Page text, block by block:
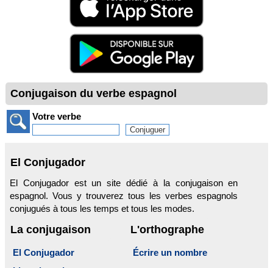
Conjugaison du verbe espagnol
Votre verbe
El Conjugador
El Conjugador est un site dédié à la conjugaison en
espagnol. Vous y trouverez tous les verbes espagnols
conjugués à tous les temps et tous les modes.
La conjugaison
El Conjugador
L'orthographe
Écrire un nombre